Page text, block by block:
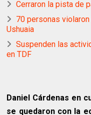
Cerraron la pista de
70 personas
Ushuaia
Suspenden las
en TDF
Daniel Cárdenas en
se quedaron con la